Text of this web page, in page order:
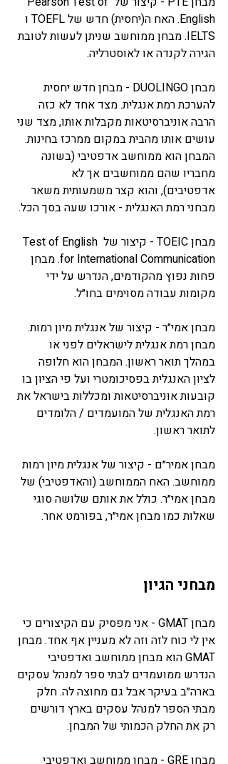
English. האח ה(יחסית) חדש של TOEFL ו
IELTS. מבחן ממוחשב שניתן לעשות לטובת
הגירה לקנדה או לאוסטרליה.
מבחן DUOLINGO - מבחן חדש יחסית
להערכת רמת אנגלית. מצד אחד לא כזה
הרבה אוניברסיטאות מקבלות אותו, מצד שני
עושים אותו מהבית במקום ממרכז בחינות.
המבחן הוא ממוחשב אדפטיבי (בשונה
מחבריו שהם ממוחשבים אך לא
אדפטיבים), והוא קצר משמעותית משאר
מבחני רמת האנגלית - אורכו שעה בסך הכל.
מבחן TOEIC
- קיצור של Test of English
for International Communication. מבחן
פחות נפוץ מהקודמים, הנדרש על ידי
מקומות עבודה מסוימים בחו״ל.
מבחן אמי״ר - קיצור של אנגלית מיון רמות.
מבחן רמת אנגלית לישראלים לפני או
במהלך תואר ראשון. המבחן הוא חלופה
לציון האנגלית בפסיכומטרי ועל פי הציון בו
קובעות אוניברסיטאות ומכללות בישראל את
רמת האנגלית של המועמדים / הלומדים
לתואר ראשון.
מבחן אמיר״ם - קיצור של אנגלית מיון רמות
ממוחשב. האח הממוחשב (והאדפטיבי) של
מבחן אמי״ר. כולל את אותם שלושה סוגי
שאלות כמו מבחן אמי״ר, בפורמט אחר.
מבחני הגיון
מבחן GMAT - אני מפסיק עם הקיצורים כי
אין לי כוח לזה וזה לא מעניין אף אחד. מבחן
GMAT הוא מבחן ממוחשב ואדפטיבי
הנדרש ממועמדים לבתי ספר למנהל עסקים
בארה״ב בעיקר אבל גם מחוצה לה. חלק
מבתי הספר למנהל עסקים בארץ דורשים
רק את החלק הכמותי של המבחן.
מבחן GRE - מבחן ממוחשב ואדפטיבי